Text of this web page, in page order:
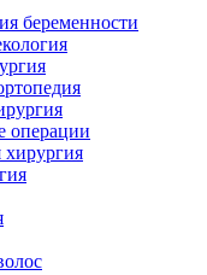
беременности
операции